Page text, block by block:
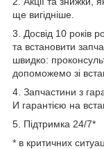
ще вигідніше.
3. Досвід 10 років
та встановити
швидко:
допоможемо зі
4. Запчастини з
И гарантією на
5. Підтримка 24/7*
* в критичних